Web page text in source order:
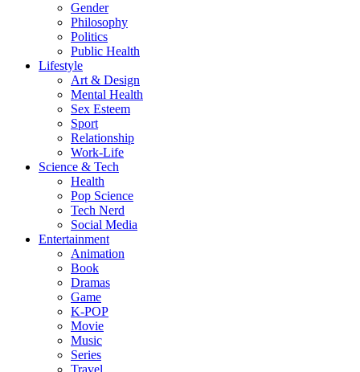
Gender
Philosophy
Politics
Public Health
Lifestyle
Art & Design
Mental Health
Sex Esteem
Sport
Relationship
Work-Life
Science & Tech
Health
Pop Science
Tech Nerd
Social Media
Entertainment
Animation
Book
Dramas
Game
K-POP
Movie
Music
Series
Travel